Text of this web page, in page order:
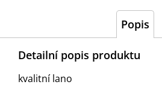
Popis
Detailní popis produktu
kvalitní lano